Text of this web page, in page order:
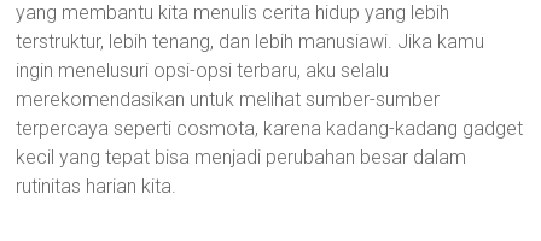
yang membantu kita menulis cerita hidup yang lebih
terstruktur, lebih tenang, dan lebih manusiawi. Jika kamu
ingin menelusuri opsi-opsi terbaru, aku selalu
merekomendasikan untuk melihat sumber-sumber
terpercaya seperti cosmota, karena kadang-kadang gadget
kecil yang tepat bisa menjadi perubahan besar dalam
rutinitas harian kita.